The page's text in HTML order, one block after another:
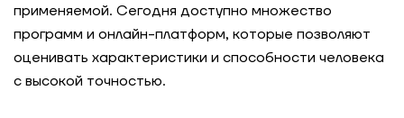
применяемой. Сегодня доступно множество
программ и онлайн-платформ, которые позволяют
оценивать характеристики и способности человека
с высокой точностью.